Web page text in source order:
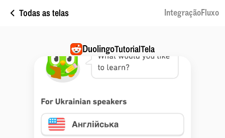
Todas as telas IntegraçãoFluxo
DuolingoTutorialTela